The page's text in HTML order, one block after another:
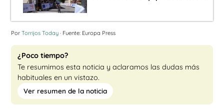
Por Torrijos Today · Fuente: Europa Press
¿Poco tiempo?
Te resumimos esta noticia y aclaramos las dudas más
habituales en un vistazo.
Ver resumen de la noticia